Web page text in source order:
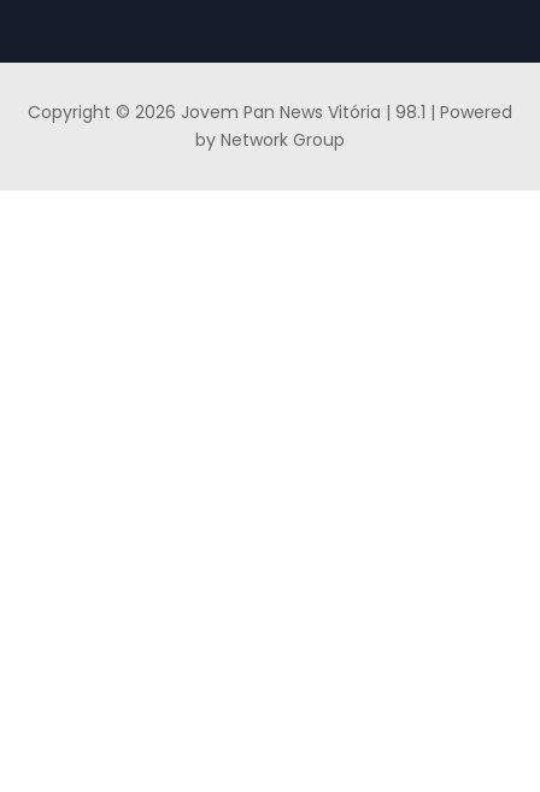
Copyright © 2026 Jovem Pan News Vitória | 98.1 | Powered
by Network Group